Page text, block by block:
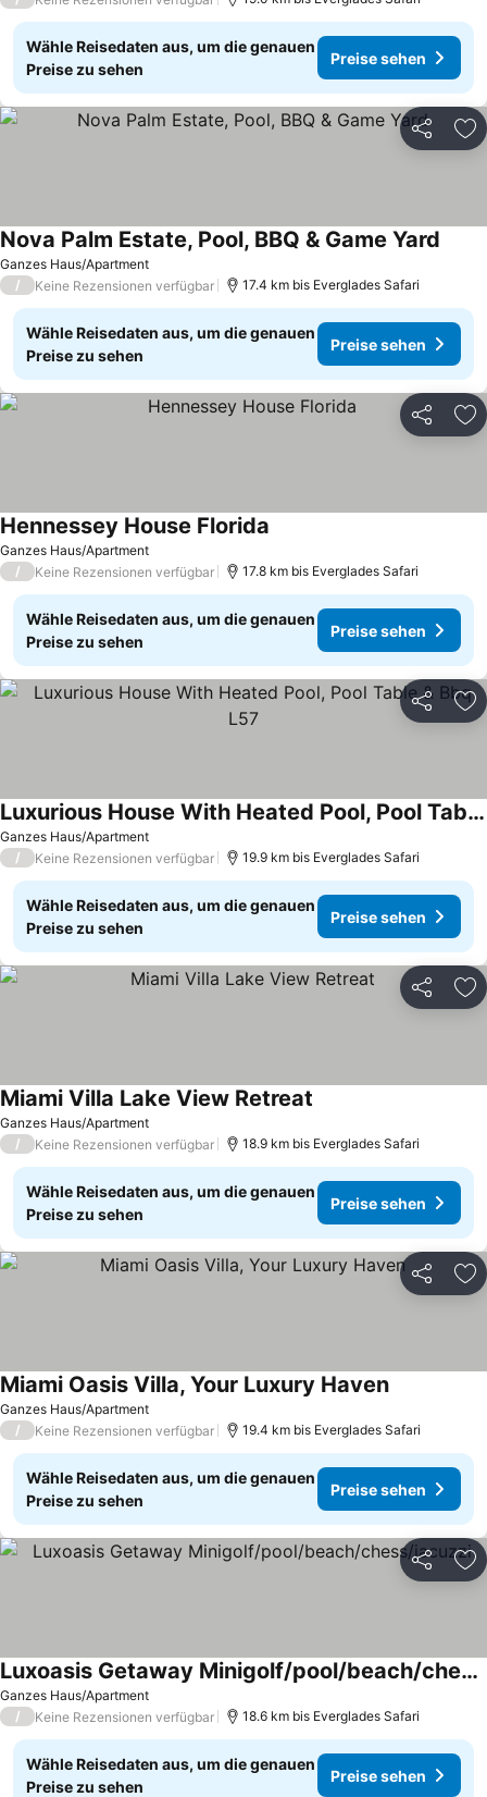
Wähle Reisedaten aus, um die genauen
Preise zu sehen
Preise sehen
Teilen
Ganzes Haus/Apartment
Nova Palm Estate, Pool, BBQ & Game Yard
/ Keine Rezensionen verfügbar 17.4 km bis Everglades Safari
Wähle Reisedaten aus, um die genauen
Preise zu sehen
Preise sehen
Teilen
Ganzes Haus/Apartment
Hennessey House Florida
/ Keine Rezensionen verfügbar 17.8 km bis Everglades Safari
Wähle Reisedaten aus, um die genauen
Preise zu sehen
Preise sehen
Teilen
Ganzes Haus/Apartment
Luxurious House With Heated Pool, Pool Table & Bbq L57
/ Keine Rezensionen verfügbar 19.9 km bis Everglades Safari
Wähle Reisedaten aus, um die genauen
Preise zu sehen
Preise sehen
Teilen
Ganzes Haus/Apartment
Miami Villa Lake View Retreat
/ Keine Rezensionen verfügbar 18.9 km bis Everglades Safari
Wähle Reisedaten aus, um die genauen
Preise zu sehen
Preise sehen
Teilen
Ganzes Haus/Apartment
Miami Oasis Villa, Your Luxury Haven
/ Keine Rezensionen verfügbar 19.4 km bis Everglades Safari
Wähle Reisedaten aus, um die genauen
Preise zu sehen
Preise sehen
Teilen
Ganzes Haus/Apartment
Luxoasis Getaway Minigolf/pool/beach/chess/jacuzzi
/ Keine Rezensionen verfügbar 18.6 km bis Everglades Safari
Wähle Reisedaten aus, um die genauen
Preise zu sehen
Preise sehen